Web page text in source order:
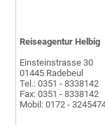
Reiseagentur Helbig
Einsteinstrasse 30
01445 Radebeul
Tel.: 0351 - 8338142
Fax: 0351 - 8338142
Mobil: 0172 -